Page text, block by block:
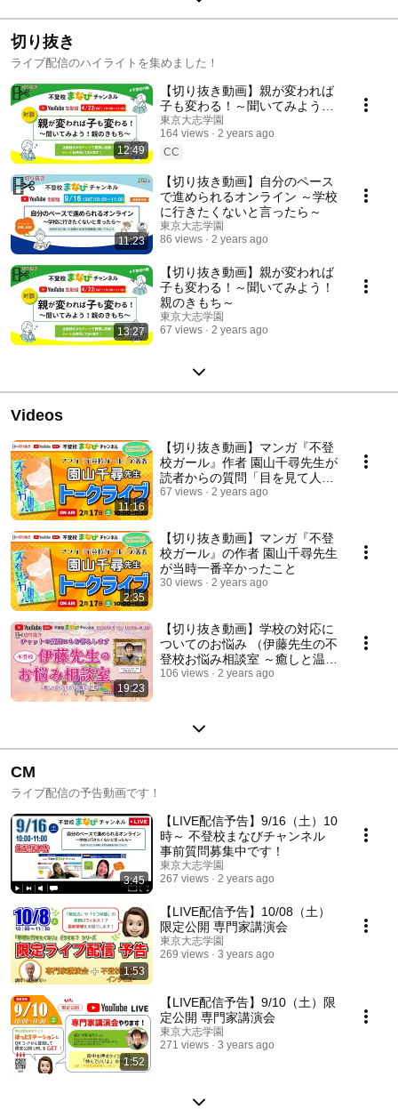
切り抜き
ライブ配信のハイライトを集めました！
12:49
【切り抜き動画】親が変われば
子も変わる！～聞いてみよう！
親のきもち～
東京大志学園
164 views
2 years ago
CC
11:23
【切り抜き動画】自分のペース
で進められるオンライン ～学校
に行きたくないと言ったら～
東京大志学園
86 views
2 years ago
13:27
【切り抜き動画】親が変われば
子も変わる！～聞いてみよう！
親のきもち～
東京大志学園
67 views
2 years ago
Videos
11:16
【切り抜き動画】マンガ『不登
校ガール』作者 園山千尋先生が
読者からの質問「目を見て人と
話すことができない…」お悩み
67 views 2 years ago
2:35
【切り抜き動画】マンガ『不登
校ガール』の作者 園山千尋先生
が当時一番辛かったこと
30 views 2 years ago
19:23
【切り抜き動画】学校の対応に
ついてのお悩み （伊藤先生の不
登校お悩み相談室 ～癒しと温か
さが広がる魔法の空間～ 不登校
106 views 2 years ago
CM
ライブ配信の予告動画です！
3:45
【LIVE配信予告】9/16（土）10
時～ 不登校まなびチャンネル
事前質問募集中です！
東京大志学園
267 views
2 years ago
1:53
【LIVE配信予告】10/08（土）
限定公開 専門家講演会
東京大志学園
269 views
3 years ago
1:52
【LIVE配信予告】9/10（土）限
定公開 専門家講演会
東京大志学園
271 views
3 years ago